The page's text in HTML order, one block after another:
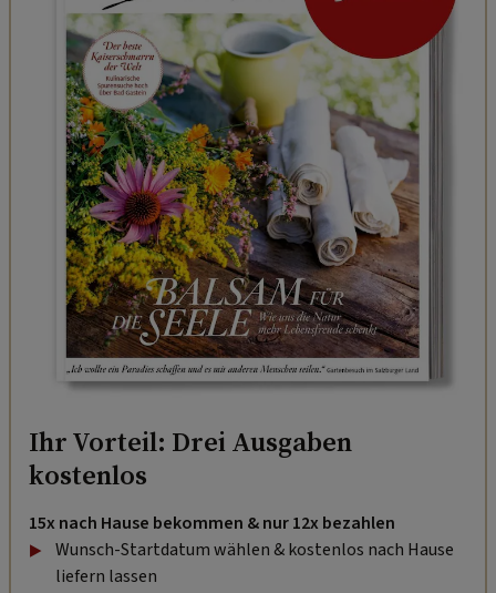
Ihr Vorteil: Drei Ausgaben
kostenlos
15x nach Hause bekommen & nur 12x bezahlen
Wunsch-Startdatum wählen & kostenlos nach Hause
liefern lassen